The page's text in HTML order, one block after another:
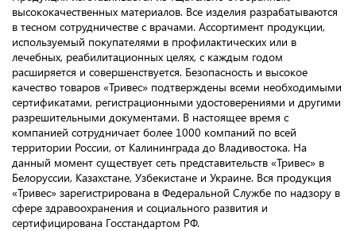
высококачественных материалов. Все изделия разрабатываются
в тесном сотрудничестве с врачами. Ассортимент продукции,
используемый покупателями в профилактических или в
лечебных, реабилитационных целях, с каждым годом
расширяется и совершенствуется. Безопасность и высокое
качество товаров «Тривес» подтверждены всеми необходимыми
сертификатами, регистрационными удостоверениями и другими
разрешительными документами. В настоящее время с
компанией сотрудничает более 1000 компаний по всей
территории России, от Калининграда до Владивостока. На
данный момент существует сеть представительств «Тривес» в
Белоруссии, Казахстане, Узбекистане и Украине. Вся продукция
«Тривес» зарегистрирована в Федеральной Службе по надзору в
сфере здравоохранения и социального развития и
сертифицирована Госстандартом РФ.